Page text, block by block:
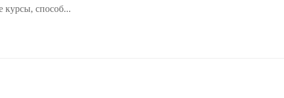
курсы, способ...